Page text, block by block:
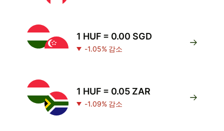
1 HUF = 0.00 SGD
-1.05% 감소
1 HUF = 0.05 ZAR
-1.09% 감소